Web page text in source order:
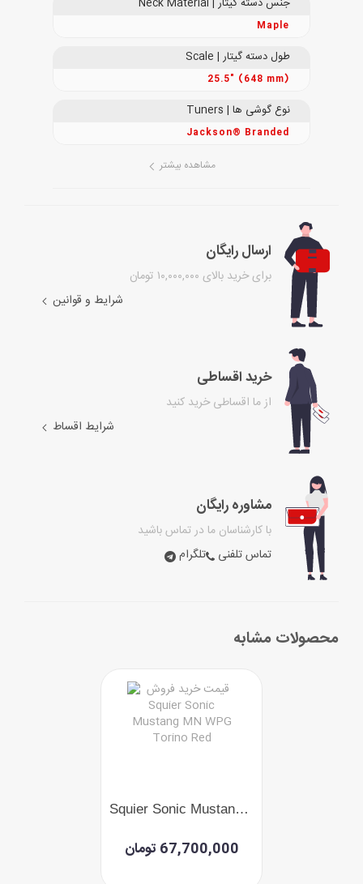
Maple
طول دسته گیتار | Scale
25.5" (648 mm)
نوع گوشی ها | Tuners
Jackson® Branded
مشاهده بیشتر
ارسال رایگان
برای خرید بالای ۱۰,۰۰۰,۰۰۰ تومان
شرایط و قوانین
خرید اقساطی
از ما اقساطی خرید کنید
شرایط اقساط
مشاوره رایگان
با کارشناسان ما در تماس باشید
تماس تلفنی
تلگرام
محصولات مشابه
Squier Sonic Mustang MN WPG Torino Red
67,700,000 تومان